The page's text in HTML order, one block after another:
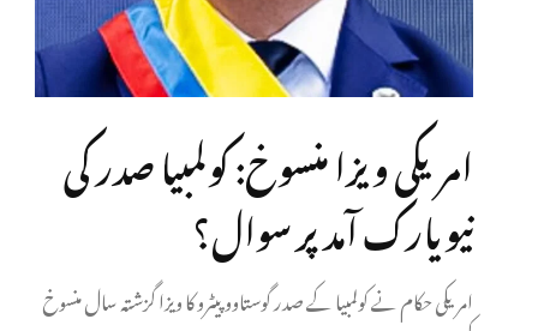
امریکی ویزا منسوخ: کولمبیا صدر کی
نیویارک آمد پر سوال؟
امریکی حکام نے کولمبیا کے صدر گوستاوو پیٹرو کا ویزا گزشتہ سال منسوخ